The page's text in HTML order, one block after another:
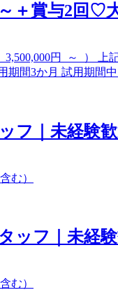
～＋賞与2回
円 ～ ） 上
期間3か月 試用期間
フ｜未経験
む）
ッフ｜未経
む）